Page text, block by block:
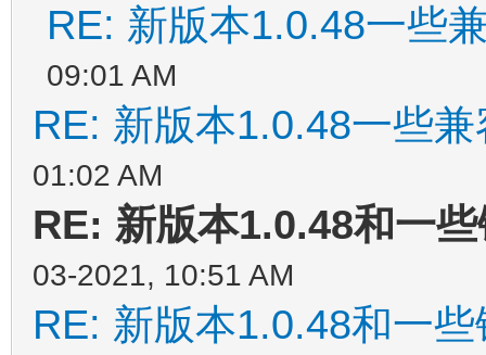
RE: 新版本1.0.48一些
09:01 AM
RE: 新版本1.0.48一些
01:02 AM
RE: 新版本1.0.48和一
03-2021, 10:51 AM
RE: 新版本1.0.48和一